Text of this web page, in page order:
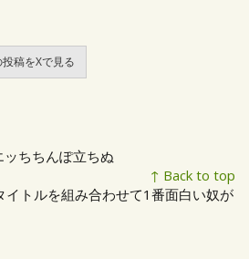
稿をXで見る
ッちちんぽ立ちぬ
↑ Back to top
トルを組み合わせて1番面白い奴が